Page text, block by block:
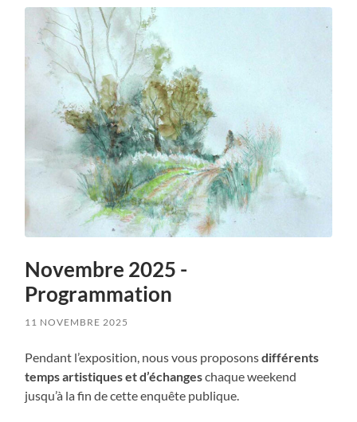
Novembre 2025 -
Programmation
11 NOVEMBRE 2025
Pendant l’exposition, nous vous proposonsdifférents
temps artistiques et d’échangeschaque weekend
jusqu’à la fin de cette enquête publique.